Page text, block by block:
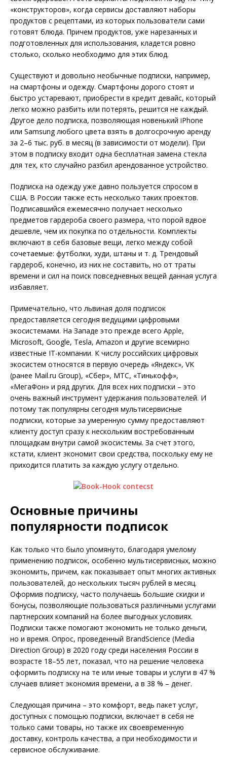
«конструкторов», когда сервисы доставляют наборы
продуктов с рецептами, из которых пользователи сами
готовят блюда. Причем продуктов, уже нарезанных и
подготовленных для использования, кладется ровно
столько, сколько необходимо для этих блюд.
Существуют и довольно необычные подписки, например,
на смартфоны и одежду. Смартфоны дорого стоят и
быстро устаревают, приобрести в кредит девайс, который
легко можно разбить или потерять, решится не каждый.
Другое дело подписка, позволяющая новенький iPhone
или Samsung любого цвета взять в долгосрочную аренду
за 2–6 тыс. руб. в месяц (в зависимости от модели). При
этом в подписку входит одна бесплатная замена стекла
для тех, кто случайно разбил арендованное устройство.
Подписка на одежду уже давно пользуется спросом в
США. В России также есть несколько таких проектов.
Подписавшийся ежемесячно получает несколько
предметов гардероба своего размера, что порой вдвое
дешевле, чем их покупка по отдельности. Комплекты
включают в себя базовые вещи, легко между собой
сочетаемые: футболки, худи, штаны и т. д. Трендовый
гардероб, конечно, из них не составить, но от траты
времени и сил на поиск повседневных вещей данная услуга
избавляет.
Примечательно, что львиная доля подписок
предоставляется сегодня ведущими цифровыми
экосистемами. На Западе это прежде всего Apple,
Microsoft, Google, Tesla, Amazon и другие всемирно
известные IT-компании. К числу российских цифровых
экосистем относятся в первую очередь «Яндекс», VK
(ранее Mail.ru Group), «Сбер», МТС, «Тинькофф»,
«МегаФон» и ряд других. Для всех них под­пис­ки – это
очень важный инструмент удержания пользователей. И
потому так популярны сегодня мультисервисные
подписки, которые за умеренную сумму предоставляют
клиенту доступ сразу к нескольким востребованным
площадкам внутри самой экоси­стемы. За счет этого,
кстати, клиент экономит свои средства, поскольку ему не
приходится платить за каждую услугу отдельно.
Основные причины
популярности подписок
Как только что было упомянуто, благодаря умелому
применению подписок, особенно мультисервисных, можно
экономить, причем, как показывает опыт многих активных
пользователей, до нескольких тысяч рублей в месяц.
Оформив подписку, часто получаешь большие скидки и
бонусы, позволяющие пользоваться различными услугами
партнерских компаний на более выгодных условиях.
Подписки также помогают экономить не только деньги,
но и время. Опрос, проведенный BrandScience (Media
Direction Group) в 2020 году среди населения России в
возрасте 18–55 лет, показал, что на решение человека
оформить подписку на те или иные товары и услуги в 47 %
случаев влияет экономия времени, а в 38 % – денег.
Следующая причина – это комфорт, ведь пакет услуг,
доступных с помощью подписки, включает в себя не
только сами товары, но также их своевременную
доставку, контроль качества, а при необходимости и
сервисное обслуживание.